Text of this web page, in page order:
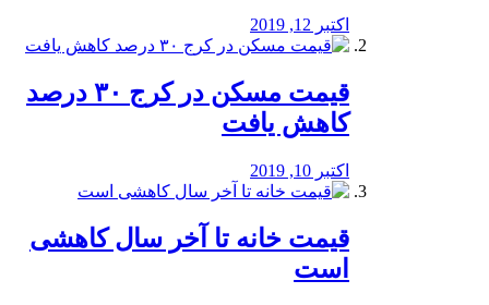
اکتبر 12, 2019
️قیمت مسکن در کرج ۳۰ درصد
کاهش یافت
اکتبر 10, 2019
قیمت خانه تا آخر سال کاهشی
است